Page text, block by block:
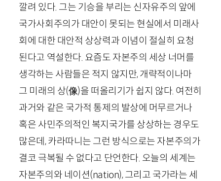
깔려 있다. 그는 기승을 부리는 신자유주의 앞에
국가사회주의가 대안이 못되는 현실에서 미래사
회에 대한 대안적 상상력과 이념이 절실히 요청
된다고 역설한다. 요즘도 자본주의 세상 너머를
생각하는 사람들은 적지 않지만, 개략적이나마
그 미래의 상(像)을 떠올리기가 쉽지 않다. 여전히
과거와 같은 국가적 통제의 발상에 머무르거나
혹은 사민주의적인 복지국가를 상상하는 경우도
많은데, 카라따니는 그런 방식으로는 자본주의가
결코 극복될 수 없다고 단언한다. 오늘의 세계는
자본주의와 네이션(nation), 그리고 국가라는 세